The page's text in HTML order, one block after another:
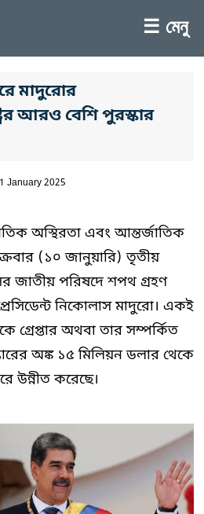
☰ মেনু
মাদুরোর
আরও বেশি পুরস্কার
January 2025
অস্থিরতা এবং আন্তর্জাতিক
(১০ জানুয়ারি) তৃতীয়
জাতীয় পরিষদে শপথ গ্রহণ
নিকোলাস মাদুরো। একই
গ্রেপ্তার অথবা তার সম্পর্কিত
অঙ্ক ১৫ মিলিয়ন ডলার থেকে
উন্নীত করেছে।